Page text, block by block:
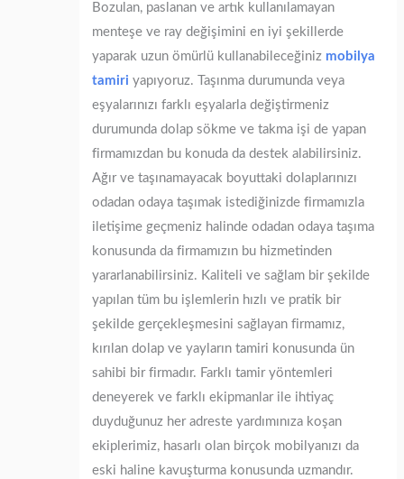
Bozulan, paslanan ve artık kullanılamayan
menteşe ve ray değişimini en iyi şekillerde
yaparak uzun ömürlü kullanabileceğiniz mobilya
tamiri yapıyoruz. Taşınma durumunda veya
eşyalarınızı farklı eşyalarla değiştirmeniz
durumunda dolap sökme ve takma işi de yapan
firmamızdan bu konuda da destek alabilirsiniz.
Ağır ve taşınamayacak boyuttaki dolaplarınızı
odadan odaya taşımak istediğinizde firmamızla
iletişime geçmeniz halinde odadan odaya taşıma
konusunda da firmamızın bu hizmetinden
yararlanabilirsiniz. Kaliteli ve sağlam bir şekilde
yapılan tüm bu işlemlerin hızlı ve pratik bir
şekilde gerçekleşmesini sağlayan firmamız,
kırılan dolap ve yayların tamiri konusunda ün
sahibi bir firmadır. Farklı tamir yöntemleri
deneyerek ve farklı ekipmanlar ile ihtiyaç
duyduğunuz her adreste yardımınıza koşan
ekiplerimiz, hasarlı olan birçok mobilyanızı da
eski haline kavuşturma konusunda uzmandır.